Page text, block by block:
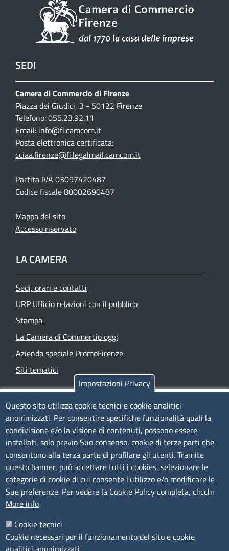
SEDI
Camera di Commercio di Firenze
Piazza dei Giudici, 3 - 50122 Firenze
Telefono: 055.23.92.11
Email: info@fi.camcom.it
Posta elettronica certificata:
cciaa.firenze@fi.legalmail.camcom.it
Partita IVA 03097420487
Codice fiscale 80002690487
Mappa del sito
Accesso riservato
LA CAMERA
Sedi, orari e contatti
URP Ufficio relazioni con il pubblico
Stampa
La Camera di Commercio oggi
Azienda speciale PromoFirenze
Siti tematici
TRASPARENZA
Albo Online
Amministrazione trasparente
Bandi e concorsi
Segnalazioni Whistleblowing
Accessibilità
IBAN e pagamenti informatici
Informative privacy e cookie
Verifiche PA
Impostazioni Privacy
Questo sito utilizza cookie tecnici e cookie analitici
anonimizzati. Per consentire specifiche funzionalità quali la
condivisione e/o la visione di contenuti, possono essere
installati, solo previo Suo consenso, cookie di terze parti che
consentono alla terza parte di profilare gli utenti. Tramite
questo banner, può accettare tutti i cookies, selezionare le
categorie di cookie di cui consente l’utilizzo e/o modificare le
Sue preferenze. Per vedere la Cookie Policy completa, clicchi
More info
Cookie tecnici
Cookie necessari per il funzionamento del sito e cookie